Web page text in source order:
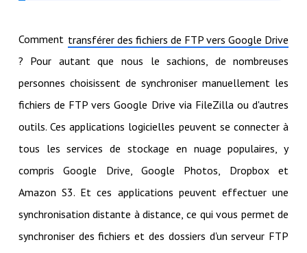
Comment transférer des fichiers de FTP vers Google Drive
? Pour autant que nous le sachions, de nombreuses
personnes choisissent de synchroniser manuellement les
fichiers de FTP vers Google Drive via FileZilla ou d'autres
outils. Ces applications logicielles peuvent se connecter à
tous les services de stockage en nuage populaires, y
compris Google Drive, Google Photos, Dropbox et
Amazon S3. Et ces applications peuvent effectuer une
synchronisation distante à distance, ce qui vous permet de
synchroniser des fichiers et des dossiers d'un serveur FTP